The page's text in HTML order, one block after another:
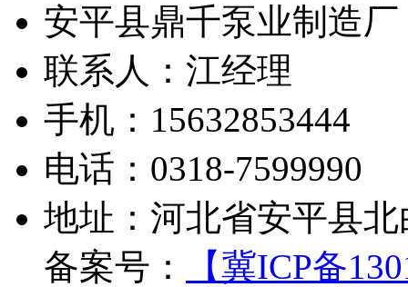
安平县鼎千泵业制造厂
联系人：江经理
手机：15632853444
电话：0318-7599990
地址：河北省安平县
备案号：
【冀ICP备